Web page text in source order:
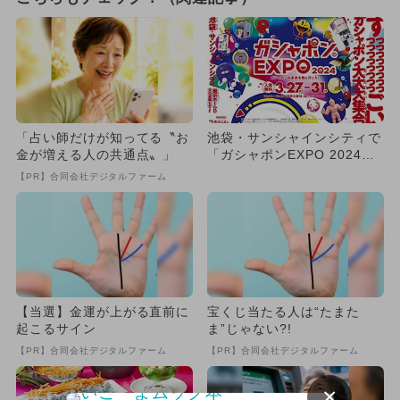
「占い師だけが知ってる〝お
金が増える人の共通点〟」
【PR】合同会社デジタルファーム
池袋・サンシャインシティで
「ガシャポンEXPO 2024」
【当選】金運が上がる直前に
起こるサイン
【PR】合同会社デジタルファーム
宝くじ当たる人は“たまた
ま”じゃない?!
【PR】合同会社デジタルファーム